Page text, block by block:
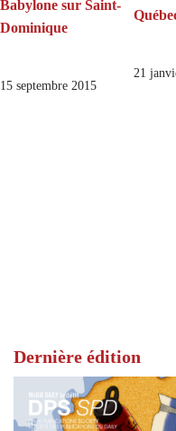
Babylone sur Saint-
Dominique
15 septembre 2015
21
Dernière édition